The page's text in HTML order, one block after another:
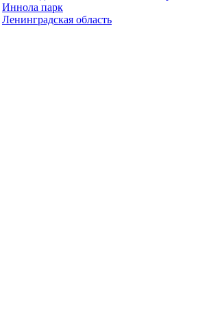
Иннола парк
Ленинградская область